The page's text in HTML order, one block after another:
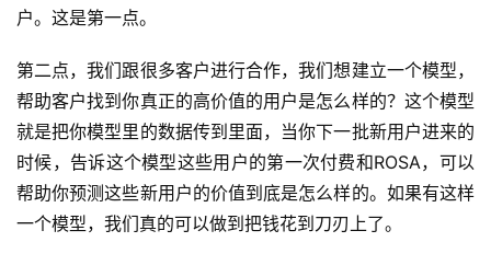
户。这是第一点。
第二点，我们跟很多客户进行合作，我们想建立一个模型，
帮助客户找到你真正的高价值的用户是怎么样的？这个模型
就是把你模型里的数据传到里面，当你下一批新用户进来的
时候，告诉这个模型这些用户的第一次付费和ROSA，可以
帮助你预测这些新用户的价值到底是怎么样的。如果有这样
一个模型，我们真的可以做到把钱花到刀刃上了。